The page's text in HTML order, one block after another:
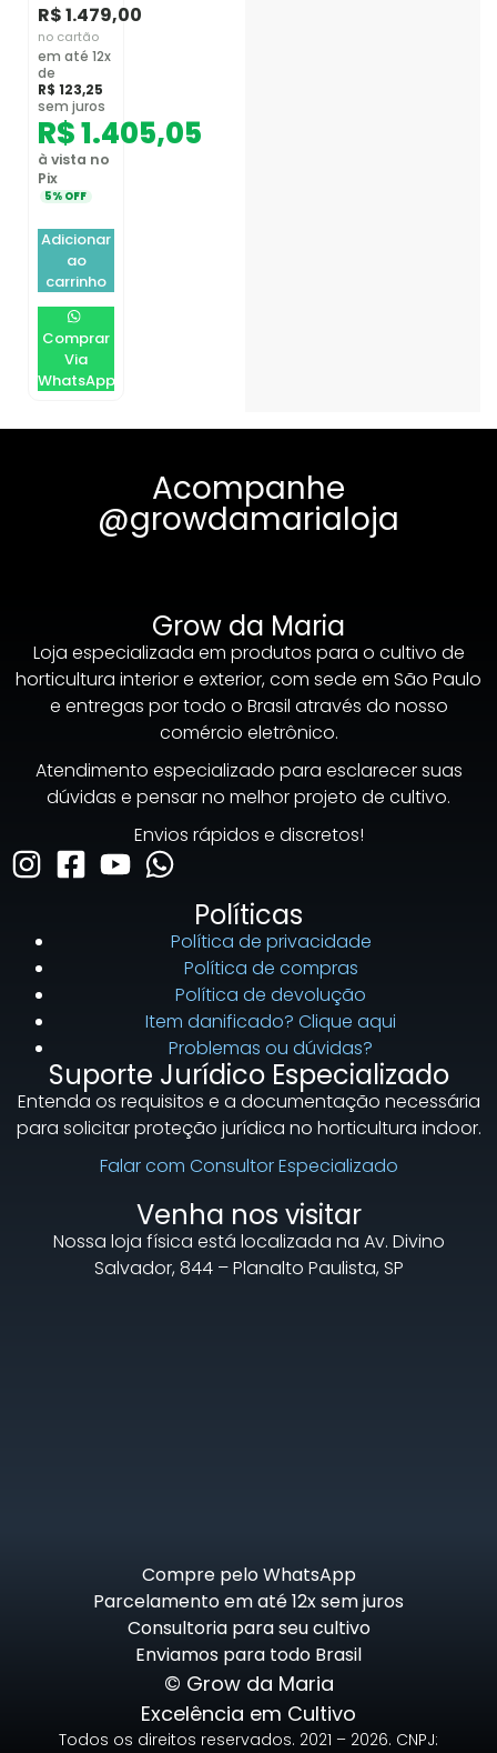
R$1.479,00
no cartão
em até 12x
de
R$ 123,25
sem juros
R$1.405,05
à vista no
Pix
5% OFF
Adicionar
ao
carrinho
Comprar
Via
WhatsApp
Acompanhe
@growdamarialoja
Grow da Maria
Loja especializada em produtos para o cultivo de
horticultura interior e exterior, com sede em São Paulo
e entregas por todo o Brasil através do nosso
comércio eletrônico.
Atendimento especializado para esclarecer suas
dúvidas e pensar no melhor projeto de cultivo.
Envios rápidos e discretos!
Políticas
Política de privacidade
Política de compras
Política de devolução
Item danificado? Clique aqui
Problemas ou dúvidas?
Suporte Jurídico Especializado
Entenda os requisitos e a documentação necessária
para solicitar proteção jurídica no horticultura indoor.
Falar com Consultor Especializado
Venha nos visitar
Nossa loja física está localizada na Av. Divino
Salvador, 844 – Planalto Paulista, SP
Compre pelo WhatsApp
Parcelamento em até 12x sem juros
Consultoria para seu cultivo
Enviamos para todo Brasil
© Grow da Maria
Excelência em Cultivo
Todos os direitos reservados. 2021 – 2026. CNPJ: